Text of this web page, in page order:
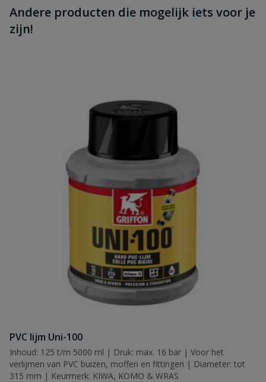
Andere producten die mogelijk iets voor je
zijn!
PVC lijm Uni-100
Inhoud: 125 t/m 5000 ml | Druk: max. 16 bar | Voor het
verlijmen van PVC buizen, moffen en fittingen | Diameter: tot
315 mm | Keurmerk: KIWA, KOMO & WRAS